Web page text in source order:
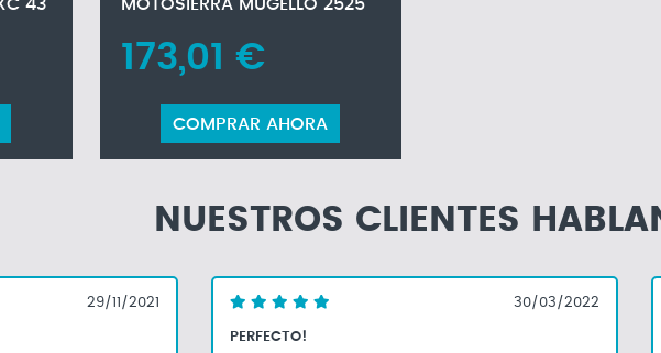
43 MOTOSIERRA MUGELLO 2525
173,01 €
COMPRAR AHORA
NUESTROS CLIENTES
29/11/2021 30/03/2022
PERFECTO!